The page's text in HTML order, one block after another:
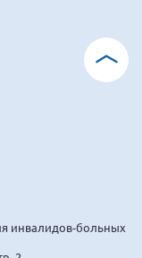
инвалидов-больных